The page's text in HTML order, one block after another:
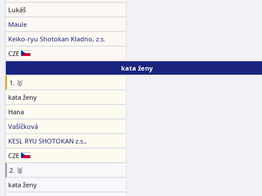
Lukáš
Maule
Keiko-ryu Shotokan Kladno, z.s.
CZE
kata ženy
1. 🥇
kata ženy
Hana
Vašíčková
KESL RYU SHOTOKAN z.s.,
CZE
2. 🥈
kata ženy